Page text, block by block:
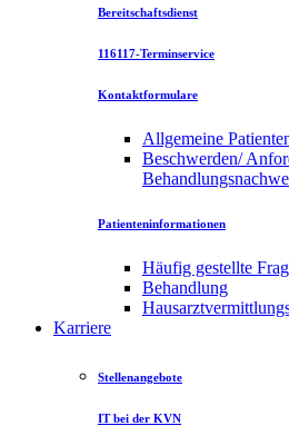
Bereitschaftsdienst
116117-Terminservice
Kontaktformulare
Allgemeine
Beschwerden/
Patienteninformationen
Häufig gestellte
Behandlung
Karriere
Stellenangebote
IT bei der KVN